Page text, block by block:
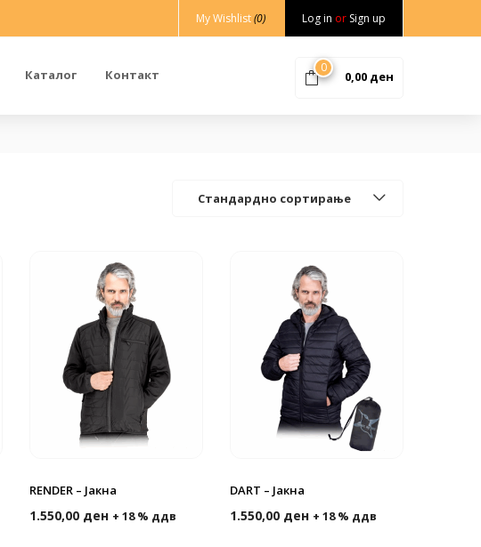
My Wishlist(0) Log in or Sign up
0
0,00 ден
Каталог Контакт
Стандардно сортирање
RENDER – Јакна
1.550,00 ден + 18 % ддв
DART – Јакна
1.550,00 ден + 18 % ддв